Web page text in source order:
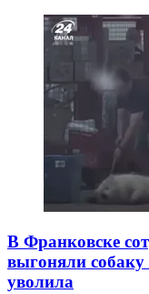
В Франковске
выгоняли
уволила